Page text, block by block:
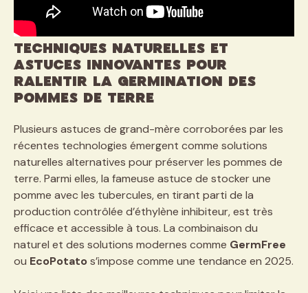
Techniques naturelles et
astuces innovantes pour
ralentir la germination des
pommes de terre
Plusieurs astuces de grand-mère corroborées par les
récentes technologies émergent comme solutions
naturelles alternatives pour préserver les pommes de
terre. Parmi elles, la fameuse astuce de stocker une
pomme avec les tubercules, en tirant parti de la
production contrôlée d’éthylène inhibiteur, est très
efficace et accessible à tous. La combinaison du
naturel et des solutions modernes comme GermFree
ou EcoPotatos’impose comme une tendance en 2025.